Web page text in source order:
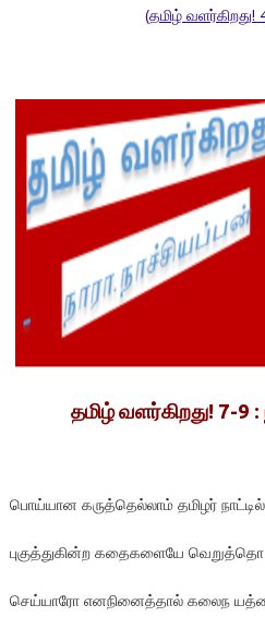
(தமிழ் வளர்கிறது!
தமிழ் வளர்கிறது! 7-9
பொய்யான கருத்தெல்லாம் தமிழர் நாட்டில்
புகுத்துகின்ற கதைகளையே
செய்யாரோ எனநினைத்தால் கலைந